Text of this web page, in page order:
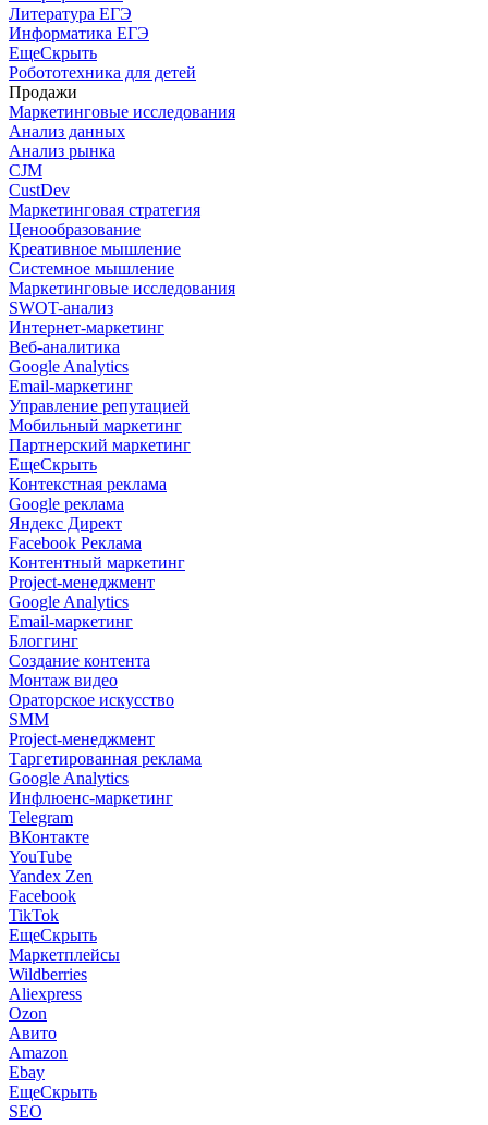
Литература ЕГЭ
Информатика ЕГЭ
ЕщеСкрыть
Робототехника для детей
Продажи
Маркетинговые исследования
Анализ данных
Анализ рынка
CJM
CustDev
Маркетинговая стратегия
Ценообразование
Креативное мышление
Системное мышление
Маркетинговые исследования
SWOT-анализ
Интернет-маркетинг
Веб-аналитика
Google Analytics
Email-маркетинг
Управление репутацией
Мобильный маркетинг
Партнерский маркетинг
ЕщеСкрыть
Контекстная реклама
Google реклама
Яндекс Директ
Facebook Реклама
Контентный маркетинг
Project-менеджмент
Google Analytics
Email-маркетинг
Блоггинг
Создание контента
Монтаж видео
Ораторское искусство
SMM
Project-менеджмент
Таргетированная реклама
Google Analytics
Инфлюенс-маркетинг
Telegram
ВКонтакте
YouTube
Yandex Zen
Facebook
TikTok
ЕщеСкрыть
Маркетплейсы
Wildberries
Aliexpress
Ozon
Авито
Amazon
Ebay
ЕщеСкрыть
SEO